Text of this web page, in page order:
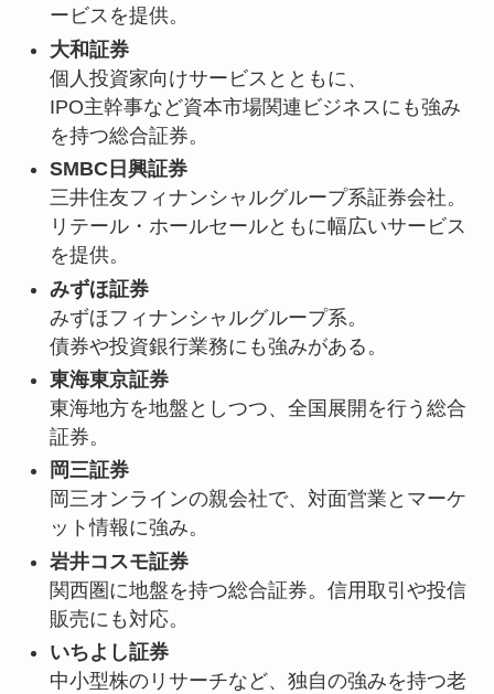
ービスを提供。
大和証券
個人投資家向けサービスとともに、
IPO主幹事など資本市場関連ビジネスにも強み
を持つ総合証券。
SMBC日興証券
三井住友フィナンシャルグループ系証券会社。
リテール・ホールセールともに幅広いサービス
を提供。
みずほ証券
みずほフィナンシャルグループ系。
債券や投資銀行業務にも強みがある。
東海東京証券
東海地方を地盤としつつ、全国展開を行う総合
証券。
岡三証券
岡三オンラインの親会社で、対面営業とマーケ
ット情報に強み。
岩井コスモ証券
関西圏に地盤を持つ総合証券。信用取引や投信
販売にも対応。
いちよし証券
中小型株のリサーチなど、独自の強みを持つ老